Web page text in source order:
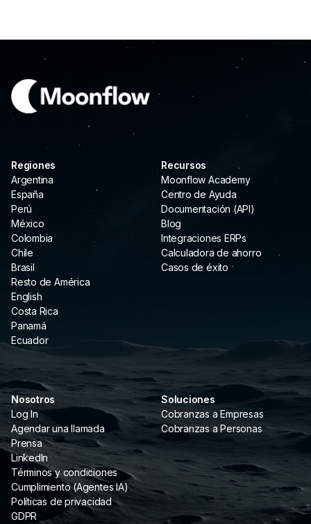
Soluciones
Cobranzas a Empresas
Cobranzas a Personas
Regiones
Argentina
España
Perú
México
Colombia
Chile
Brasil
Resto de América
English
Costa Rica
Panamá
Ecuador
Recursos
Moonflow Academy
Centro de Ayuda
Documentación (API)
Blog
Integraciones ERPs
Calculadora de ahorro
Casos de éxito
Nosotros
Log In
Agendar una llamada
Prensa
LinkedIn
Términos y condiciones
Cumplimiento (Agentes IA)
Políticas de privacidad
GDPR